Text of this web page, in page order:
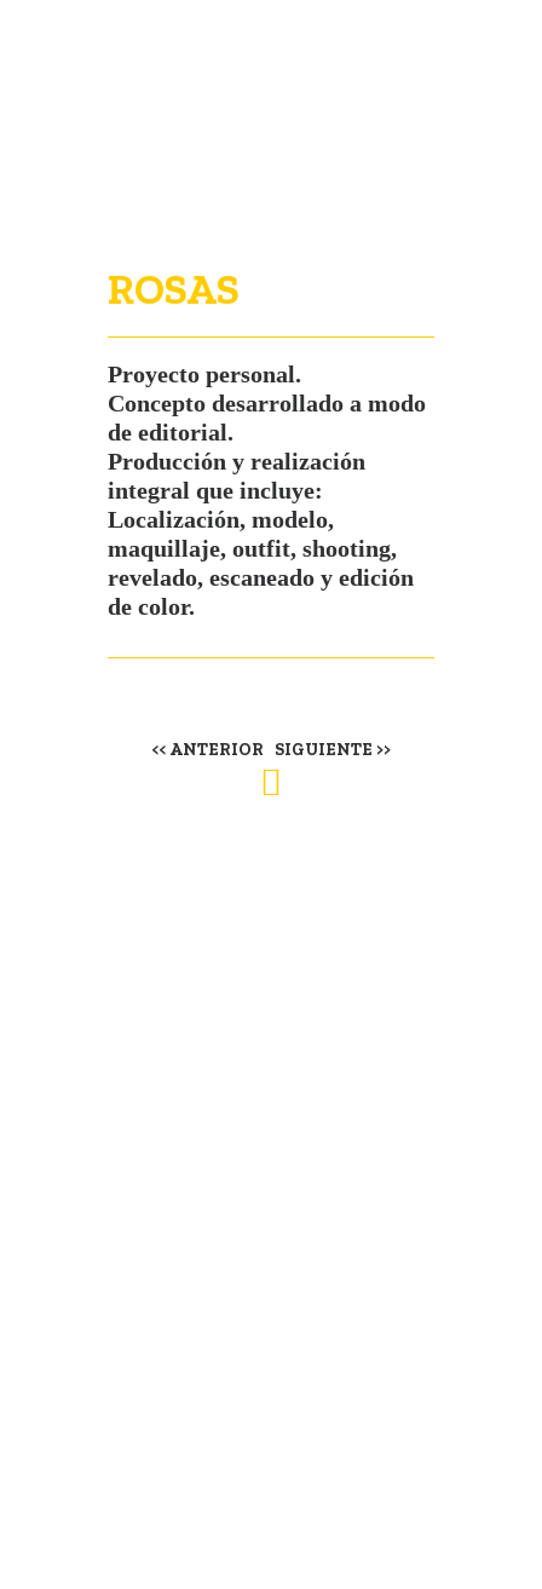
ROSAS
Proyecto personal.
Concepto desarrollado a modo
de editorial.
Producción y realización
integral que incluye:
Localización, modelo,
maquillaje, outfit, shooting,
revelado, escaneado y edición
de color.
<< ANTERIOR SIGUIENTE >>